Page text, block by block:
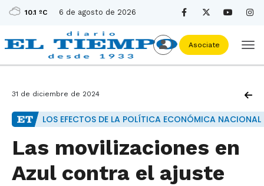
10.1 ºC 6 de agosto de 2026
Asociate
31 de diciembre de 2024
LOS EFECTOS DE LA POLÍTICA ECONÓMICA
Las movilizaciones en
Azul contra el ajuste